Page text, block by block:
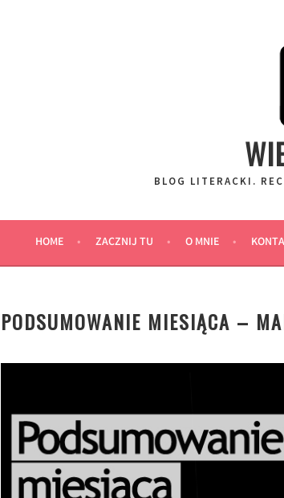
BLOG LITERACKI.
HOME ZACZNIJ TU O MNIE
PODSUMOWANIE MIESIĄCA –